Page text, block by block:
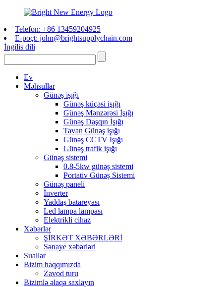
Telefon: +86 13459204925
E-poçt: john@brightsupplychain.com
İngilis dili
Ev
Məhsullar
Günəş işığı
Günəş küçəsi işığı
Günəş Mənzərəsi İşığı
Günəş Daşqın İşığı
Tavan Günəş işığı
Günəş CCTV İşığı
Günəş trafik işığı
Günəş sistemi
0.8-5kw günəş sistemi
Portativ Günəş Sistemi
Günəş paneli
İnverter
Yaddaş batareyası
Led lampa lampası
Elektrikli cihaz
Xəbərlər
ŞİRKƏT XƏBƏRLƏRİ
Sənaye xəbərləri
Suallar
Bizim haqqımızda
Zavod turu
Bizimlə əlaqə saxlayın